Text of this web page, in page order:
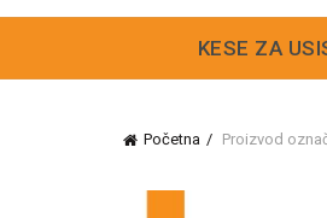
KESE ZA
Početna Proizvod